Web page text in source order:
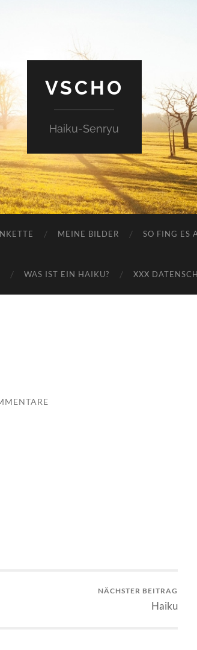
VSCHO
Haiku-Senryu
MEINE BILDER SO FING ES
WAS IST EIN HAIKU? XXX
NÄCHSTER BEITRAG
Haiku